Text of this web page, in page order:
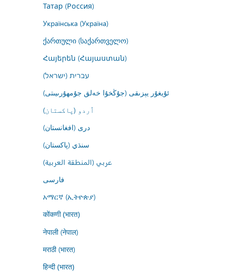
Татар (Россия)
Українська (Україна)
ქართული (საქართველო)
Հայերեն (Հայաստան)
עברית (ישראל)
ئۇيغۇر يېزىقى (جۇڭخۇا خەلق جۇمھۇرىيىتى)
اُردو (پاکستان)
درى (افغانستان)
سنڌي (پاکستان)
عربي (المنطقة العربية)
فارسى
አማርኛ (ኢትዮጵያ)
कोंकणी (भारत)
नेपाली (नेपाल)
मराठी (भारत)
हिन्दी (भारत)